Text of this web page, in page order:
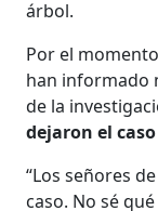
árbol.
Por el
han informado
de la
dejaron el
“Los señores
caso. No sé